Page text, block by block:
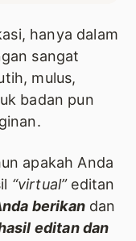
hanya dalam
sangat
mulus,
badan pun
apakah Anda
“virtual”editan
berikandan
editan dan